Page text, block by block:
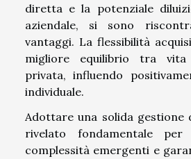
diretta e la potenziale
aziendale, si sono
vantaggi. La flessibilità
migliore equilibrio tra vita
privata, influendo
individuale.
Adottare una solida gestione
rivelato fondamentale
complessità emergenti e